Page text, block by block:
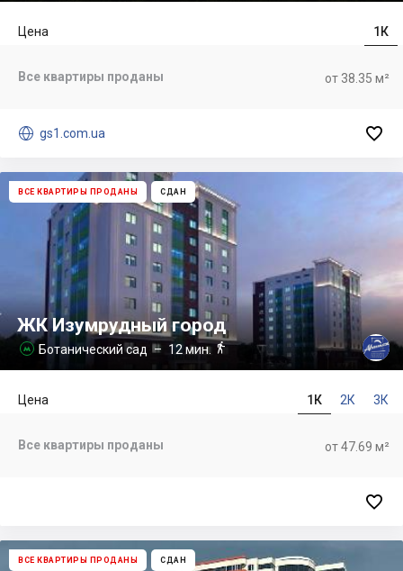
1К
Цена
от 38.35 м²
Все квартиры проданы
 gs1.com.ua 
ВСЕ КВАРТИРЫ ПРОДАНЫ СДАН
ЖК Изумрудный город
 Ботанический сад – 12 мин. 
1К 2К 3К
Цена
от 47.69 м²
Все квартиры проданы

ВСЕ КВАРТИРЫ ПРОДАНЫ СДАН